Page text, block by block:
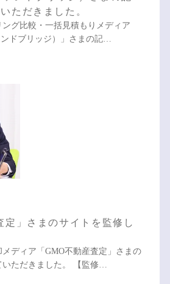
ただきました。
グ比較・一括見積もりメディア
ンドブリッジ）」さまの記…
定」さまのサイトを監修し
ディア「GMO不動産査定」さまの
いただきました。 【監修…